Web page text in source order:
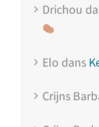
Drichou
Elo dans
Crijns